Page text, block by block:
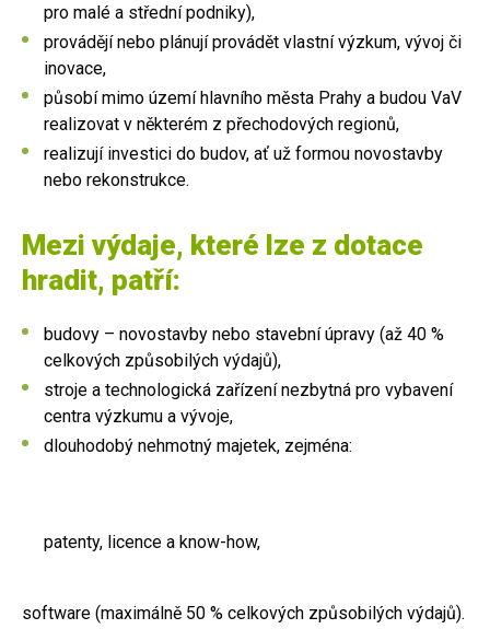
pro malé a střední podniky),
provádějí nebo plánují provádět vlastní výzkum, vývoj či
inovace,
působí mimo území hlavního města Prahy a budou VaV
realizovat v některém z přechodových regionů,
realizují investici do budov, ať už formou novostavby
nebo rekonstrukce.
Mezi výdaje, které lze z dotace
hradit, patří:
budovy – novostavby nebo stavební úpravy (až 40 %
celkových způsobilých výdajů),
stroje a technologická zařízení nezbytná pro vybavení
centra výzkumu a vývoje,
dlouhodobý nehmotný majetek, zejména:
patenty, licence a know-how,
software (maximálně 50 % celkových způsobilých výdajů).